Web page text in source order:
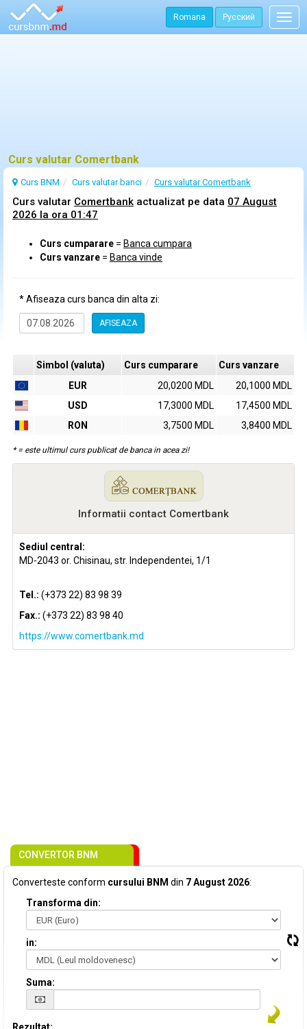
Romana Русский
Curs valutar Comertbank
Curs BNM Curs valutarbanci Curs valutar Comertbank
Curs valutar Comertbank actualizat pe data 07 August
2026 la ora 01:47
Curs cumparare = Banca cumpara
Curs vanzare = Banca vinde
* Afiseaza curs banca din alta zi:
AFISEAZA
Simbol (valuta) Curs cumparare
Curs vanzare
EUR
20,0200 MDL
20,1000 MDL
USD
17,3000 MDL
17,4500 MDL
RON
3,7500 MDL 3,8400 MDL
* = este ultimul curs publicat de banca in acea zi!
Informatii contact Comertbank
Sediul central:
MD-2043 or. Chisinau, str. Independentei, 1/1
Tel.: (+373 22) 83 98 39
Fax.: (+373 22) 83 98 40
https://www.comertbank.md
CONVERTOR BNM
Converteste conform cursului BNM din 7 August 2026:
Transforma din:
in:
Suma: